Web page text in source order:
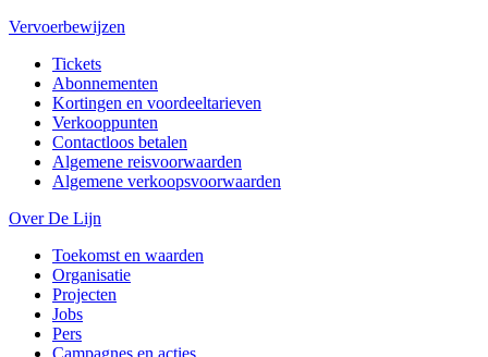
Vervoerbewijzen
Tickets
Abonnementen
Kortingen en voordeeltarieven
Verkooppunten
Contactloos betalen
Algemene reisvoorwaarden
Algemene verkoopsvoorwaarden
Over De Lijn
Toekomst en waarden
Organisatie
Projecten
Jobs
Pers
Campagnes en acties